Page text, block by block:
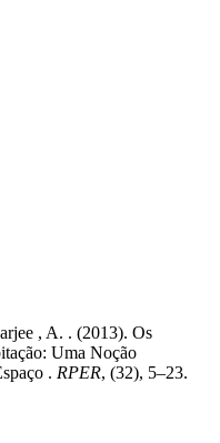
, A. . (2013). Os
Uma Noção
. RPER, (32), 5–23.